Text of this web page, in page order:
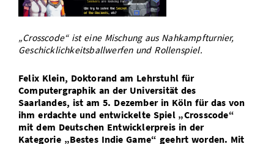
Vom Studium in den Beruf
Study Scheduler
Bibliothek
Open Science/Open Access
Start-ups
IT-Themenabend
Ranking
Zahlen & Fakten
Kontakt
SIC Merchandise
SIC Podcast
AnsprechpartnerInnen, Personen, Forschungsgruppen
Termine, Vorträge und Veranstaltungen
Alumni
„Crosscode“ ist eine Mischung aus Nahkampfturnier,
Geschicklichkeitsballwerfen und Rollenspiel.
Felix Klein, Doktorand am Lehrstuhl für
Computergraphik an der Universität des
Saarlandes, ist am 5. Dezember in Köln für das von
ihm erdachte und entwickelte Spiel „Crosscode“
mit dem Deutschen Entwicklerpreis in der
Kategorie „Bestes Indie Game“ geehrt worden. Mit